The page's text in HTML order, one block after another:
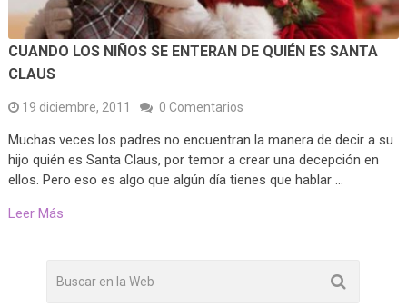
CUANDO LOS NIÑOS SE ENTERAN DE QUIÉN ES SANTA
CLAUS
19 diciembre, 2011 0 Comentarios
Muchas veces los padres no encuentran la manera de decir a su
hijo quién es Santa Claus, por temor a crear una decepción en
ellos. Pero eso es algo que algún día tienes que hablar …
Leer Más